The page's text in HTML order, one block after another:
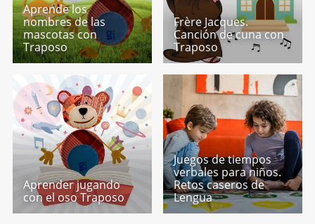
Aprende los
nombres de las
mascotas con
Traposo
Frère Jacques.
Canción de cuna con
Traposo
Aprender jugando
con el oso Traposo
Juegos de tiempos
verbales para niños.
Retos caseros de
Lengua